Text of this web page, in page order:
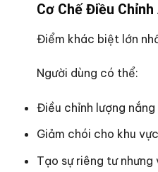
Cơ Chế Điều
Điểm khác biệt lớn
Người dùng có thể:
Điều chỉnh lượng
Giảm chói cho khu
Tạo sự riêng tư